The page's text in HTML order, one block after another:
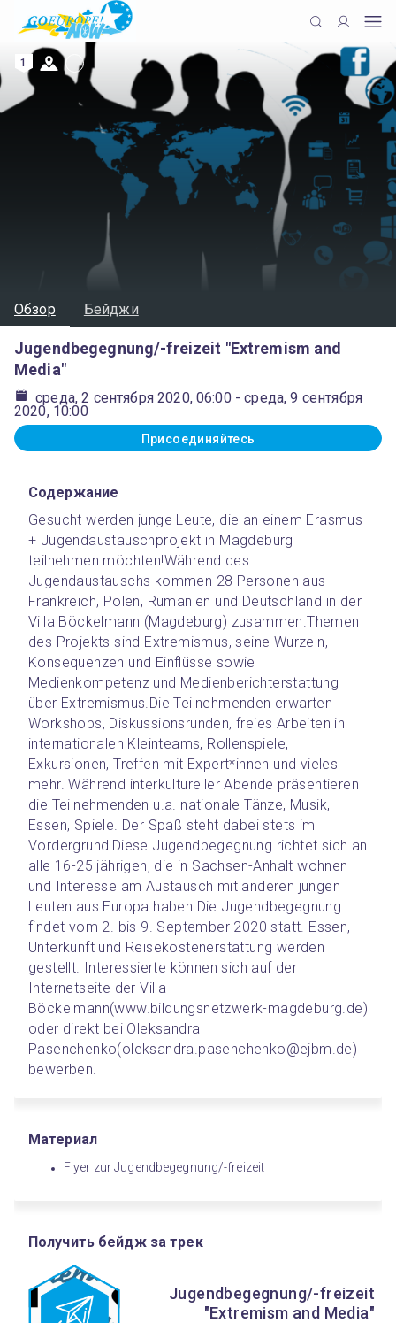
1
Обзор Бейджи
Jugendbegegnung/-freizeit "Extremism and
Media"
среда, 2 сентября 2020, 06:00- среда, 9 сентября
2020, 10:00
Присоединяйтесь
Содержание
Gesucht werden junge Leute, die an einem Erasmus
+ Jugendaustauschprojekt in Magdeburg
teilnehmen möchten!Während des
Jugendaustauschs kommen 28 Personen aus
Frankreich, Polen, Rumänien und Deutschland in der
Villa Böckelmann (Magdeburg) zusammen.Themen
des Projekts sind Extremismus, seine Wurzeln,
Konsequenzen und Einflüsse sowie
Medienkompetenz und Medienberichterstattung
über Extremismus.Die Teilnehmenden erwarten
Workshops, Diskussionsrunden, freies Arbeiten in
internationalen Kleinteams, Rollenspiele,
Exkursionen, Treffen mit Expert*innen und vieles
mehr. Während interkultureller Abende präsentieren
die Teilnehmenden u.a. nationale Tänze, Musik,
Essen, Spiele. Der Spaß steht dabei stets im
Vordergrund!Diese Jugendbegegnung richtet sich an
alle 16-25 jährigen, die in Sachsen-Anhalt wohnen
und Interesse am Austausch mit anderen jungen
Leuten aus Europa haben.Die Jugendbegegnung
findet vom 2. bis 9. September 2020 statt. Essen,
Unterkunft und Reisekostenerstattung werden
gestellt. Interessierte können sich auf der
Internetseite der Villa
Böckelmann(www.bildungsnetzwerk-magdeburg.de)
oder direkt bei Oleksandra
Pasenchenko(oleksandra.pasenchenko@ejbm.de)
bewerben.
Материал
Flyer zur Jugendbegegnung/-freizeit
Получить бейдж за трек
Jugendbegegnung/-freizeit
"Extremism and Media"